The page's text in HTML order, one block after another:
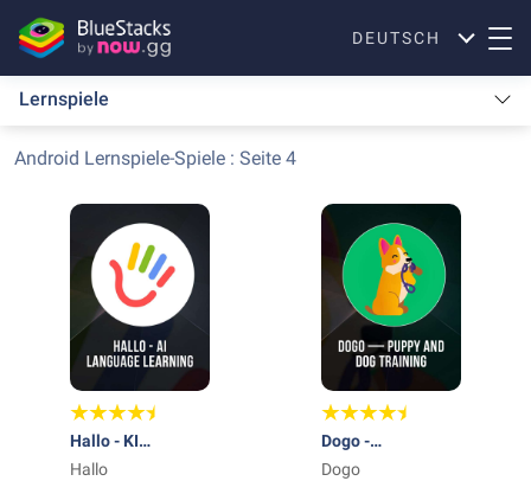
DEUTSCH
Lernspiele
Android Lernspiele-Spiele : Seite 4
Hallo - KI
Sprachen lernen
Hallo
Dogo -
Hundetraining
Dogo